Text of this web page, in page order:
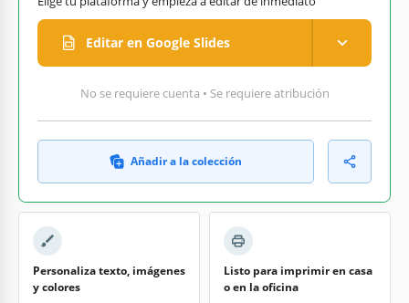
Editar en Google Slides
No se requiere cuenta • Se requiere atribución
Añadir a la colección
Personaliza texto, imágenes
y colores
Listo para imprimir en casa
o en la oficina